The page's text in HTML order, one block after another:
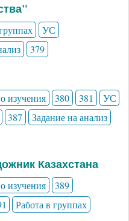
УС
379
изучения 380 381
УС
387
Задание на анализ
Казахстана
изучения
389
Работа в группах